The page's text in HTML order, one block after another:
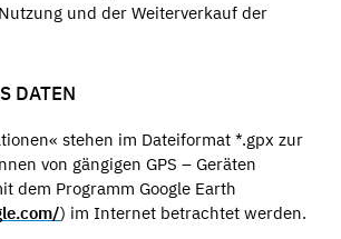
und der Weiterverkauf der
DATEN
stehen im Dateiformat *.gpx zur
von gängigen GPS – Geräten
dem Programm Google Earth
) im Internet betrachtet werden.